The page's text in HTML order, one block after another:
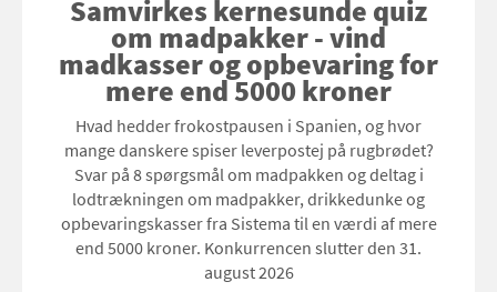
Samvirkes kernesunde quiz
om madpakker - vind
madkasser og opbevaring for
mere end 5000 kroner
Hvad hedder frokostpausen i Spanien, og hvor
mange danskere spiser leverpostej på rugbrødet?
Svar på 8 spørgsmål om madpakken og deltag i
lodtrækningen om madpakker, drikkedunke og
opbevaringskasser fra Sistema til en værdi af mere
end 5000 kroner. Konkurrencen slutter den 31.
august 2026